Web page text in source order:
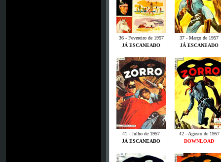
36 - Fevereiro de 1957
37 - Março de 1957
JÁ ESCANEADO
JÁ ESCANEADO
41 - Julho de 1957
42 - Agosto de 1957
JÁ ESCANEADO
DOWNLOAD